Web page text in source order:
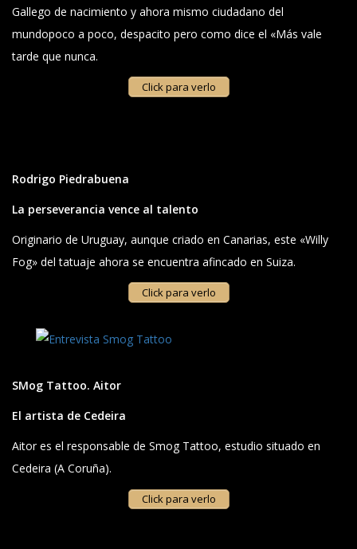
Gallego de nacimiento y ahora mismo ciudadano del
mundopoco a poco, despacito pero como dice el «Más vale
tarde que nunca.
Click para verlo
Rodrigo Piedrabuena
La perseverancia vence al talento
Originario de Uruguay, aunque criado en Canarias, este «Willy
Fog» del tatuaje ahora se encuentra afincado en Suiza.
Click para verlo
SMog Tattoo. Aitor
El artista de Cedeira
Aitor es el responsable de Smog Tattoo, estudio situado en
Cedeira (A Coruña).
Click para verlo